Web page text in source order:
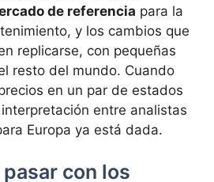
de referencia para la
y los cambios que
replicarse, con pequeñas
resto del mundo. Cuando
en un par de estados
entre analistas
Europa ya está dada.
con los